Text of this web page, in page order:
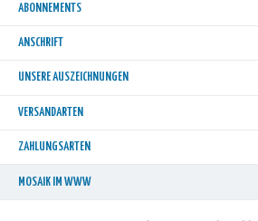
ABONNEMENTS
ANSCHRIFT
UNSERE AUSZEICHNUNGEN
VERSANDARTEN
ZAHLUNGSARTEN
MOSAIK IM WWW